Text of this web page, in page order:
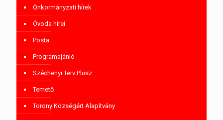
Önkormányzati hírek
Óvoda hírei
Posta
Programajánló
Széchenyi Terv Plusz
Temető
Torony Községért Alapítvány